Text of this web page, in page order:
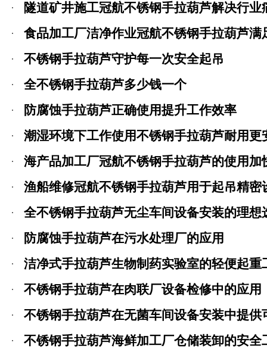
隧道矿井施工冠航不锈钢手拉葫芦解决行业
食品加工厂洁净作业冠航不锈钢手拉葫芦满
不锈钢手拉葫芦守护每一次安全起吊
全不锈钢手拉葫芦多少钱一个
防腐蚀手拉葫芦正确使用提升工作效率
潮湿环境下工作使用不锈钢手拉葫芦耐用更
海产品加工厂冠航不锈钢手拉葫芦的使用加
渔船维修冠航不锈钢手拉葫芦用于起吊精密
全不锈钢手拉葫芦无尘车间设备安装的理想
防腐蚀手拉葫芦在污水处理厂的应用
洁净式手拉葫芦生物制药实验室的轻便起重
不锈钢手拉葫芦在肉联厂设备检修中的应用
不锈钢手拉葫芦在无菌车间设备安装中提供
不锈钢手拉葫芦海鲜加工厂仓储装卸的安全